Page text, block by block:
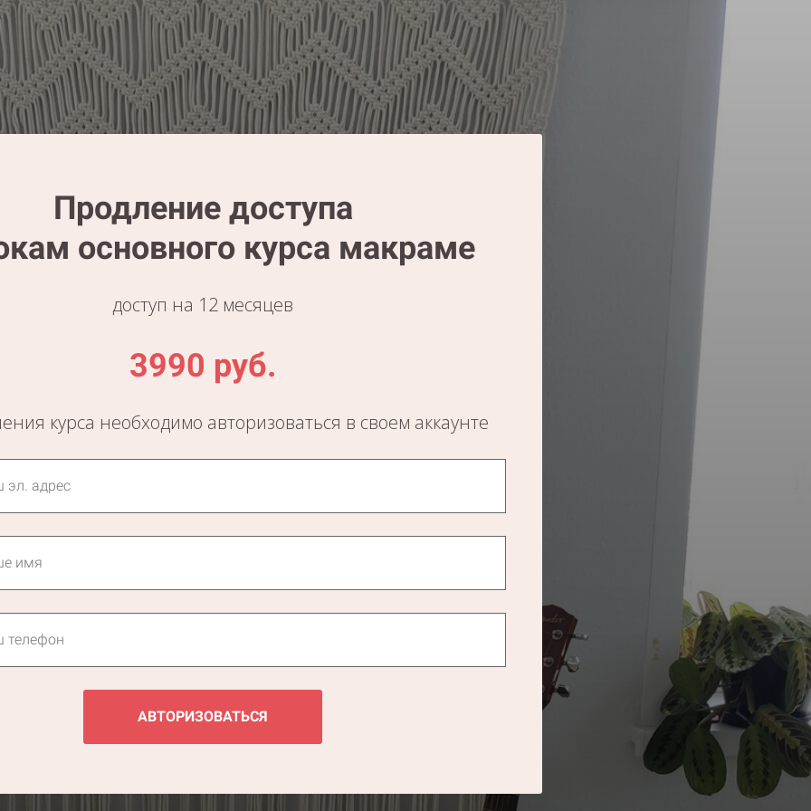
Продление доступа
основного курса макраме
доступ на 12 месяцев
3990 руб.
курса необходимо авторизоваться в своем аккаунте
АВТОРИЗОВАТЬСЯ